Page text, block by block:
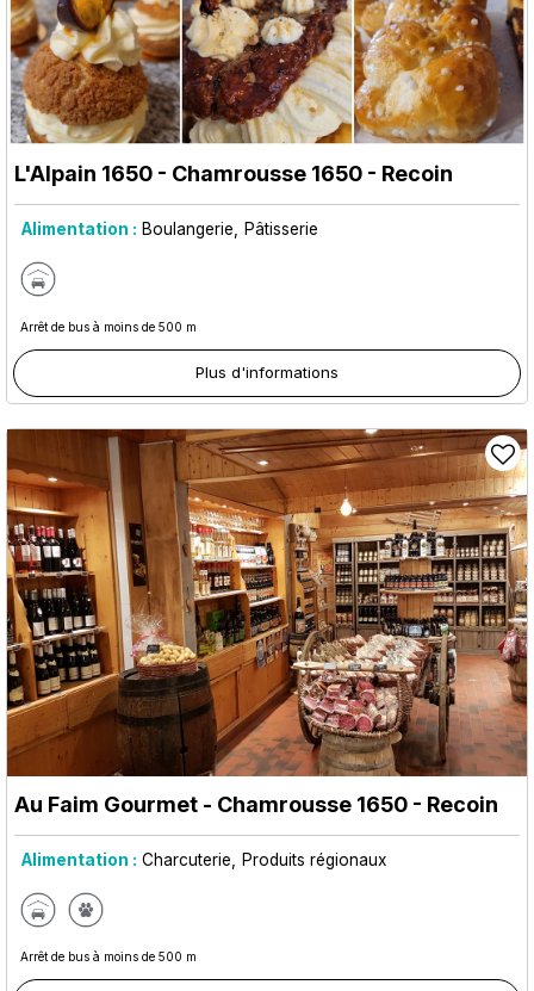
L'Alpain 1650 - Chamrousse 1650 - Recoin
Alimentation : Boulangerie Pâtisserie
Arrêt de bus à moins de 500 m
Plus d'informations
Au Faim Gourmet - Chamrousse 1650 - Recoin
Alimentation : Charcuterie Produits régionaux
Arrêt de bus à moins de 500 m